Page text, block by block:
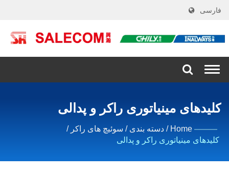
فارسی
کلیدهای مینیاتوری راکر و پدالی
Home
/ دسته بندی / سوئیچ های راکر /
کلیدهای مینیاتوری راکر و پدالی